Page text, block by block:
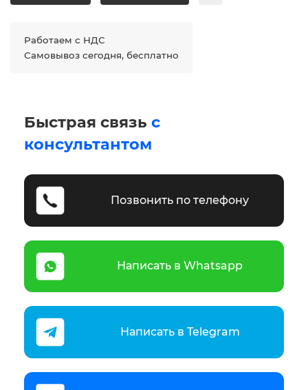
Работаем с НДС
Самовывоз сегодня, бесплатно
Быстрая связь с
консультантом
Позвонить по телефону
Написать в Whatsapp
Написать в Telegram